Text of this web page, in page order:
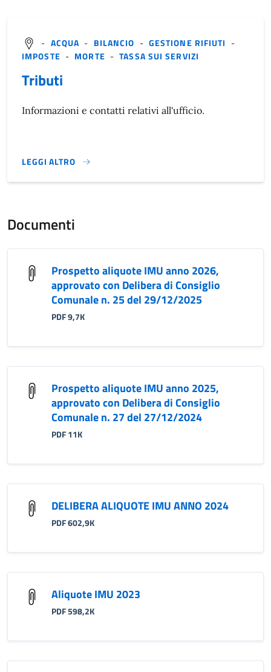
- ACQUA - BILANCIO - GESTIONE RIFIUTI -
IMPOSTE - MORTE -TASSA SUI SERVIZI
Tributi
Informazioni e contatti relativi all'ufficio.
LEGGI ALTRO
}
Documenti
Prospetto aliquote IMU anno 2026,
approvato con Delibera di Consiglio
Comunale n. 25 del 29/12/2025
PDF 9,7K
Prospetto aliquote IMU anno 2025,
approvato con Delibera di Consiglio
Comunale n. 27 del 27/12/2024
PDF 11K
DELIBERA ALIQUOTE IMU ANNO 2024
PDF 602,9K
Aliquote IMU 2023
PDF 598,2K